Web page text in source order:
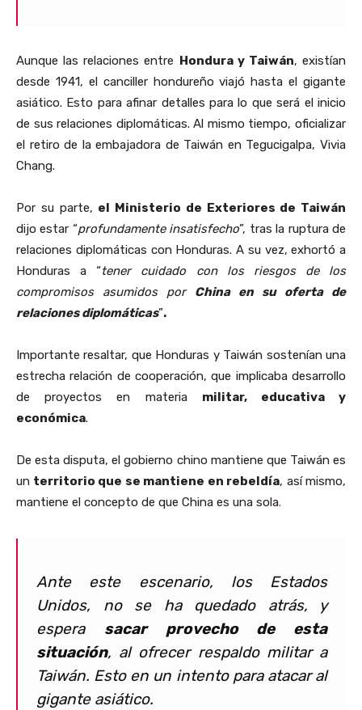
Aunque las relaciones entre Hondura y Taiwán, existían
desde 1941, el canciller hondureño viajó hasta el gigante
asiático. Esto para afinar detalles para lo que será el inicio
de sus relaciones diplomáticas. Al mismo tiempo, oficializar
el retiro de la embajadora de Taiwán en Tegucigalpa, Vivia
Chang.
Por su parte, el Ministerio de Exteriores de Taiwán
dijo estar “profundamente insatisfecho”, tras la ruptura de
relaciones diplomáticas con Honduras. A su vez, exhortó a
Honduras a “tener cuidado con los riesgos de los
compromisos asumidos por China en su oferta de
relaciones diplomáticas”.
Importante resaltar, que Honduras y Taiwán sostenían una
estrecha relación de cooperación, que implicaba desarrollo
de proyectos en materia militar, educativa y
económica.
De esta disputa, el gobierno chino mantiene que Taiwán es
un territorio que se mantiene en rebeldía, así mismo,
mantiene el concepto de que China es una sola.
Ante este escenario, los Estados
Unidos, no se ha quedado atrás, y
espera sacar provecho de esta
situación, al ofrecer respaldo militar a
Taiwán. Esto en un intento para atacar al
gigante asiático.